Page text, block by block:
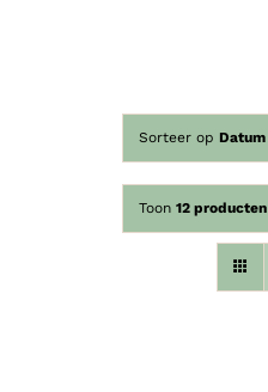
Sorteer op Datum
Toon 12 producten